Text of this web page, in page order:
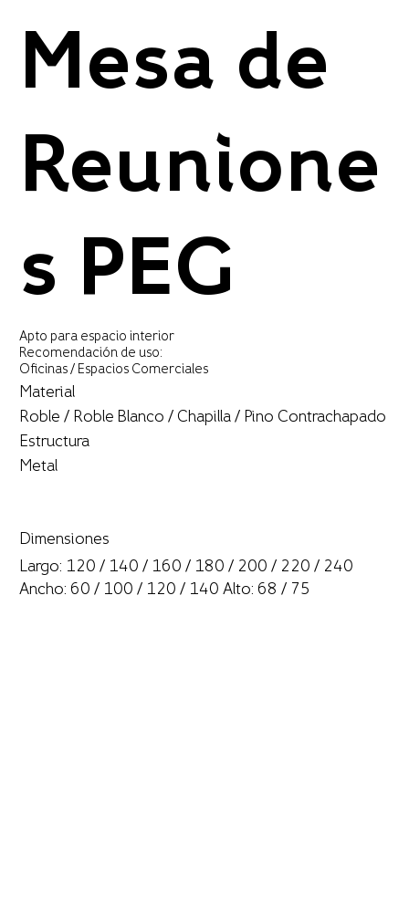
Mesa de
Reunione
s PEG
Apto para espacio interior
Recomendación de uso:
Oficinas / Espacios Comerciales
Material
Roble / Roble Blanco / Chapilla / Pino Contrachapado
Estructura
Metal
Dimensiones
Largo: 120 / 140 / 160 / 180 / 200 / 220 / 240
Ancho: 60 / 100 / 120 / 140 Alto: 68 / 75